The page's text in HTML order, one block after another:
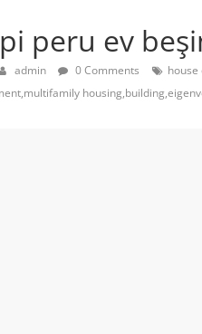
peru ev
admin 0 Comments